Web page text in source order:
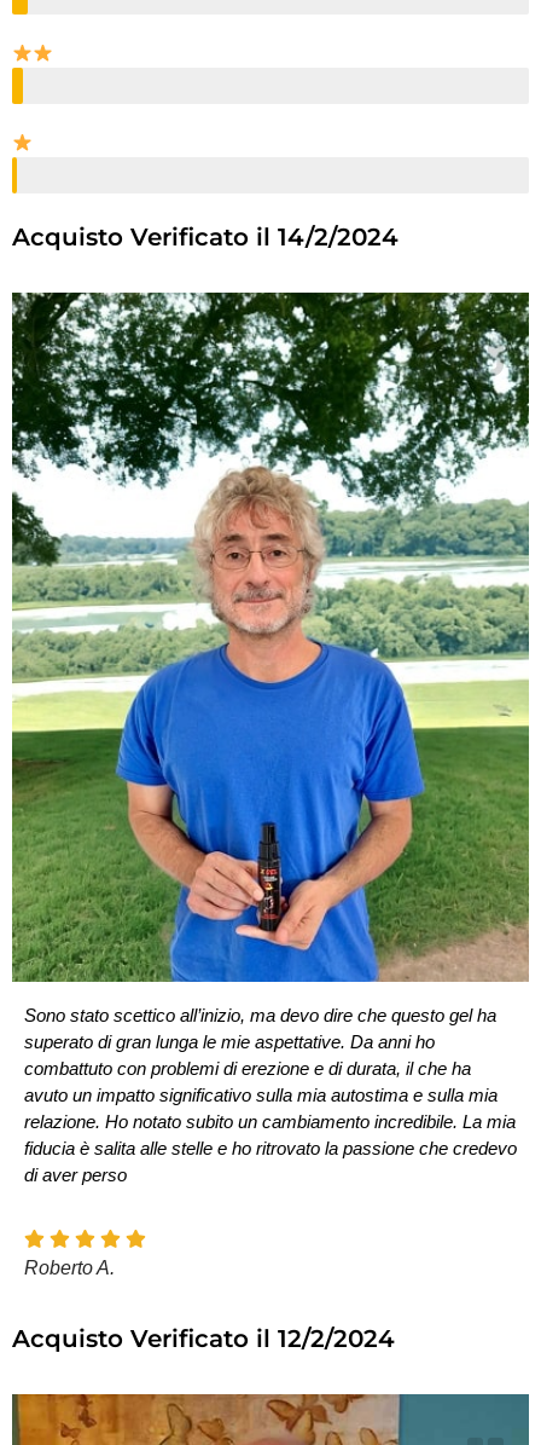
Acquisto Verificato il 14/2/2024
Sono stato scettico all’inizio, ma devo dire che questo gel ha
superato di gran lunga le mie aspettative. Da anni ho
combattuto con problemi di erezione e di durata, il che ha
avuto un impatto significativo sulla mia autostima e sulla mia
relazione. Ho notato subito un cambiamento incredibile. La mia
fiducia è salita alle stelle e ho ritrovato la passione che credevo
di aver perso
Roberto A.
Acquisto Verificato il 12/2/2024